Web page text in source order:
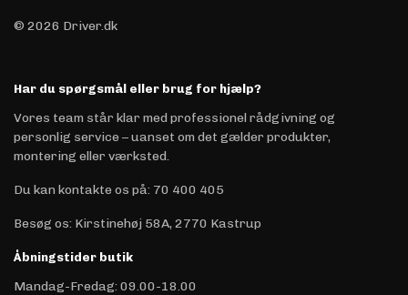
© 2026 Driver.dk
Har du spørgsmål eller brug for hjælp?
Vores team står klar med professionel rådgivning og
personlig service – uanset om det gælder produkter,
montering eller værksted.
Du kan kontakte os på: 70 400 405
Besøg os: Kirstinehøj 58A, 2770 Kastrup
Åbningstider butik
Mandag-Fredag: 09.00-18.00